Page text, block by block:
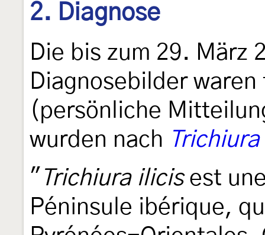
2. Diagnose
Die bis zum 29. März
Diagnosebilder
(persönliche
wurden nach
" Trichiura ilicisest
Péninsule ibérique,